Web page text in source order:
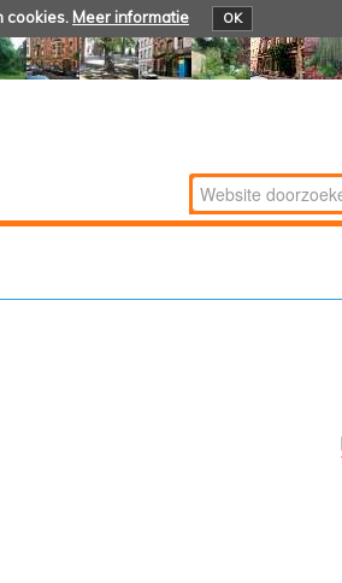
cookies. Meer informatie OK
Zoek
Geavanceerd